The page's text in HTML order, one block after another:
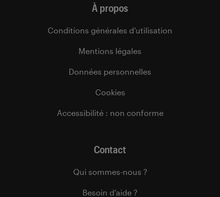
À propos
Conditions générales d’utilisation
Mentions légales
Données personnelles
Cookies
Accessibilité : non conforme
Contact
Qui sommes-nous ?
Besoin d’aide ?